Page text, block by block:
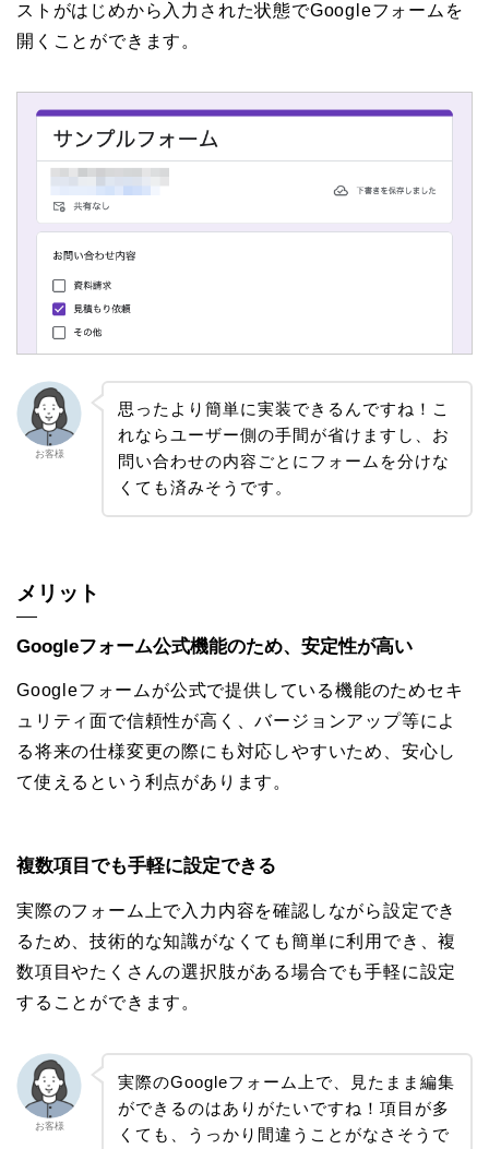
ストがはじめから入力された状態でGoogleフォームを
開くことができます。
お客様
思ったより簡単に実装できるんですね！こ
れならユーザー側の手間が省けますし、お
問い合わせの内容ごとにフォームを分けな
くても済みそうです。
メリット
Googleフォーム公式機能のため、安定性が高い
Googleフォームが公式で提供している機能のためセキ
ュリティ面で信頼性が高く、バージョンアップ等によ
る将来の仕様変更の際にも対応しやすいため、安心し
て使えるという利点があります。
複数項目でも手軽に設定できる
実際のフォーム上で入力内容を確認しながら設定でき
るため、技術的な知識がなくても簡単に利用でき、複
数項目やたくさんの選択肢がある場合でも手軽に設定
することができます。
お客様
実際のGoogleフォーム上で、見たまま編集
ができるのはありがたいですね！項目が多
くても、うっかり間違うことがなさそうで